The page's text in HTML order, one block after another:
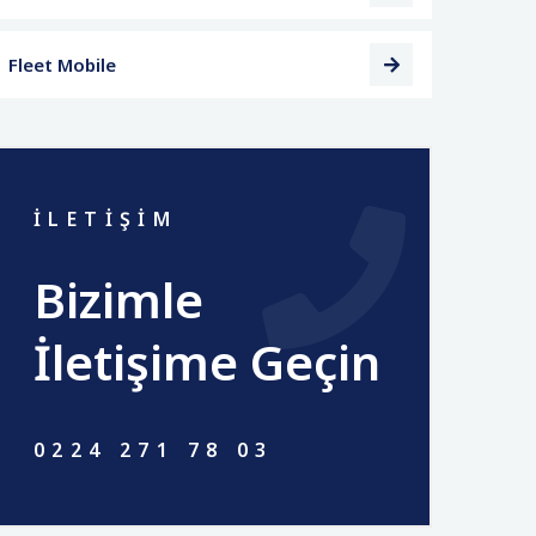
Fleet Mobile
İLETİŞİM
Bizimle
İletişime Geçin
0224 271 78 03